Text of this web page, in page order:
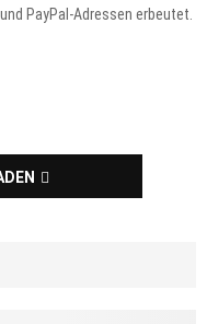
PayPal-Adressen erbeutet.